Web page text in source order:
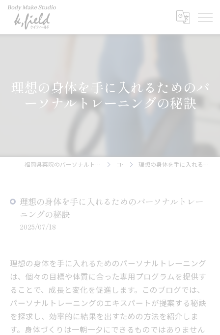
理想の身体を手に入れるためのパ
ーソナルトレーニングの秘訣
福岡県薬院のパーソナルトレーニングならBody Make Studio k.field コラム 理想の身体を手に入れるためのパーソナルトレーニングの秘訣
理想の身体を手に入れるためのパーソナルトレー
ニングの秘訣
2025/07/18
理想の身体を手に入れるためのパーソナルトレーニング
は、個々の目標や体質に合った専用プログラムを提供す
ることで、成長と変化を促進します。このブログでは、
パーソナルトレーニングのエキスパートが提案する秘訣
を探求し、効率的に結果を出すための方法を紹介しま
す。身体づくりは一朝一夕にできるものではありません